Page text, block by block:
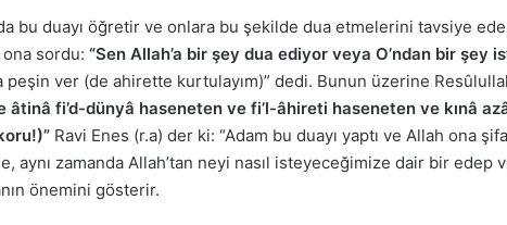
bu duayı öğretir ve onlara bu şekilde dua etmelerini tavsiye
sordu: “Sen Allah’a bir şey dua ediyor veya O’ndan bir şey
ver (de ahirette kurtulayım)” dedi. Bunun üzerine
fi’d-dünyâ haseneten ve fi’l-âhireti haseneten ve kınâ
Ravi Enes (r.a) der ki: “Adam bu duayı yaptı ve Allah ona
aynı zamanda Allah’tan neyi nasıl isteyeceğimize dair bir
önemini gösterir.